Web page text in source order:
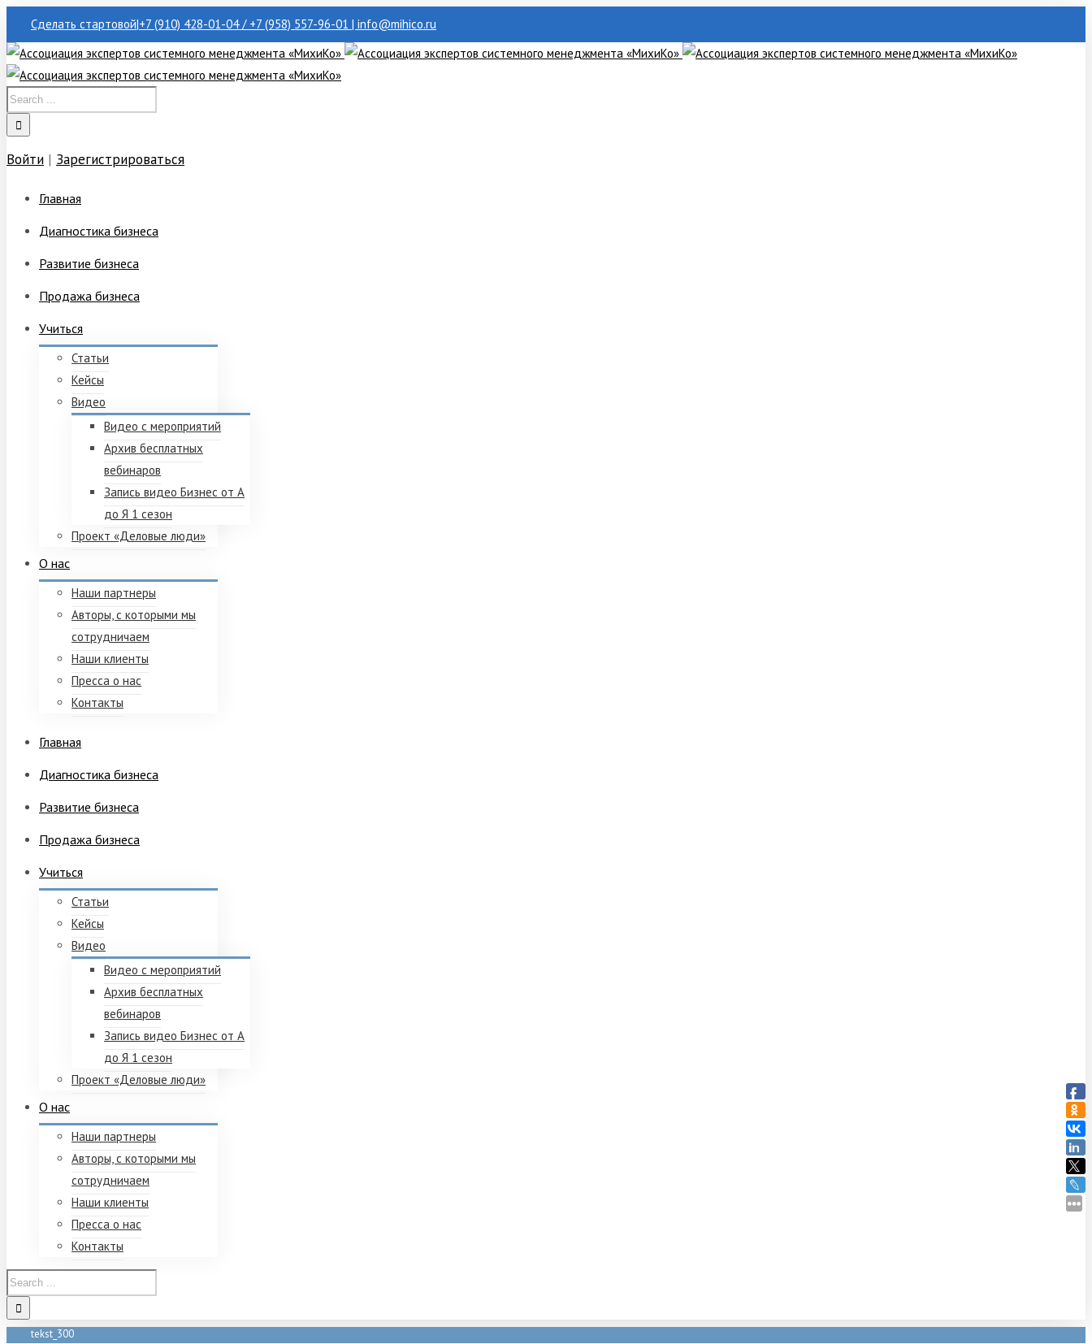
Сделать стартовой|+7 (910) 428-01-04 / +7 (958) 557-96-01 | info@mihico.ru
Войти | Зарегистрироваться
Главная
Диагностика бизнеса
Развитие бизнеса
Продажа бизнеса
Учиться
Статьи
Кейсы
Видео
Видео с мероприятий
Архив бесплатных
вебинаров
Запись видео Бизнес от А
до Я 1 сезон
Проект «Деловые люди»
О нас
Наши партнеры
Авторы, с которыми мы
сотрудничаем
Наши клиенты
Пресса о нас
Контакты
Главная
Диагностика бизнеса
Развитие бизнеса
Продажа бизнеса
Учиться
Статьи
Кейсы
Видео
Видео с мероприятий
Архив бесплатных
вебинаров
Запись видео Бизнес от А
до Я 1 сезон
Проект «Деловые люди»
О нас
Наши партнеры
Авторы, с которыми мы
сотрудничаем
Наши клиенты
Пресса о нас
Контакты
tekst_300